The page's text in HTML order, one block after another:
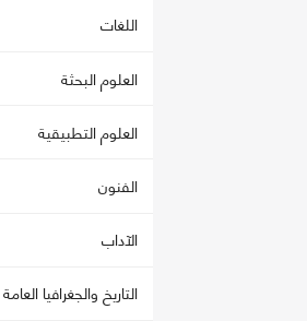
اللغات
العلوم البحثة
العلوم التطبيقية
الفنون
الآداب
التاريخ والجغرافيا العامة